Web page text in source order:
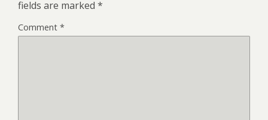
fields are marked *
Comment *